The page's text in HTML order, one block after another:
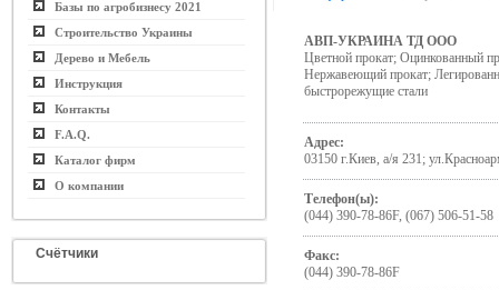
Базы по агробизнесу 2021
Строительство Украины
Дерево и Мебель
Инструкция
Контакты
F.A.Q.
Каталог фирм
О компании
Счётчики
АВП-УКРАИНА ТД ООО
Цветной прокат; Оцинкованный
Нержавеющий прокат;
быстрорежущие стали
Адрес:
03150 г.Киев, а/я 231;
Телефон(ы):
(044) 390-78-86F, (067) 506-51-58
Факс:
(044) 390-78-86F